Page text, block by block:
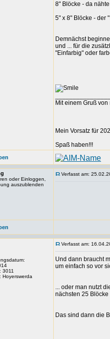
8" Blöcke - da
5" x 8" Blöcke - der
Demnächst
und ... für die
"Einfarbig" oder
Mit einem Gruß von
Mein Vorsatz für
Spaß haben!!!
oder Einloggen,
auszublenden
Verfasst am:
3011
Hoyerswerda
Verfasst am:
Und dann braucht
um einfach so vor
... oder man nutzt
nächsten 25
Das sind dann die